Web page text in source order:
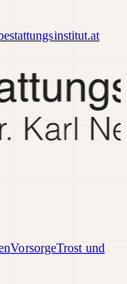
VorsorgeTrost und